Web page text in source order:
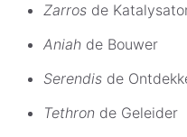
Zarros de
Aniah de Bouwer
Serendis de
Tethron de Geleider